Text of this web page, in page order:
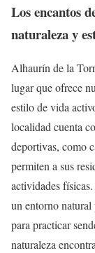
Los encantos
naturaleza y
Alhaurín de la
lugar que ofrece
estilo de vida
localidad cuenta
deportivas, como
permiten a sus
actividades
un entorno
para practicar
naturaleza